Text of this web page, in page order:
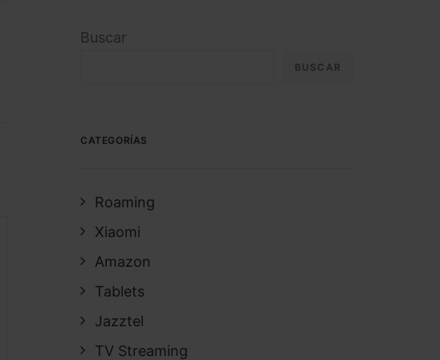
Buscar
BUSCAR
CATEGORÍAS
Roaming
Xiaomi
Amazon
Tablets
Jazztel
TV Streaming